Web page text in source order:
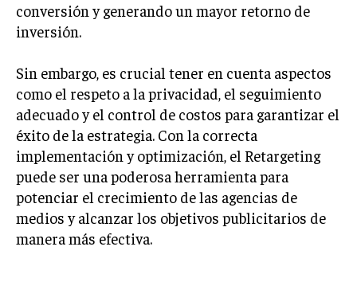
conversión y generando un mayor retorno de
inversión.
Sin embargo, es crucial tener en cuenta aspectos
como el respeto a la privacidad, el seguimiento
adecuado y el control de costos para garantizar el
éxito de la estrategia. Con la correcta
implementación y optimización, el Retargeting
puede ser una poderosa herramienta para
potenciar el crecimiento de las agencias de
medios y alcanzar los objetivos publicitarios de
manera más efectiva.